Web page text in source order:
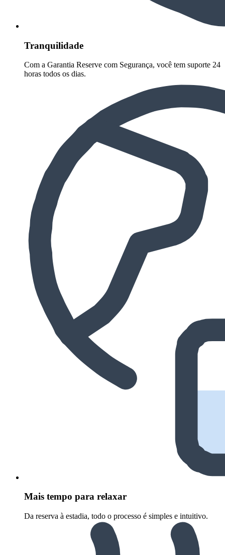
Tranquilidade
Com a Garantia Reserve com Segurança, você tem suporte 24
horas todos os dias.
Mais tempo para relaxar
Da reserva à estadia, todo o processo é simples e intuitivo.